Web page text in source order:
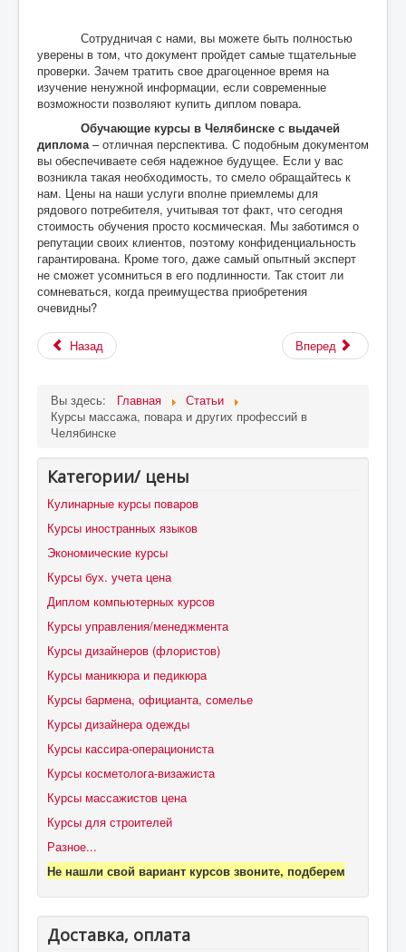
Сотрудничая с нами, вы можете быть полностью
уверены в том, что документ пройдет самые тщательные
проверки. Зачем тратить свое драгоценное время на
изучение ненужной информации, если современные
возможности позволяют купить диплом повара.
Обучающие курсы в Челябинске с выдачей
диплома– отличная перспектива. С подобным документом
вы обеспечиваете себя надежное будущее. Если у вас
возникла такая необходимость, то смело обращайтесь к
нам. Цены на наши услуги вполне приемлемы для
рядового потребителя, учитывая тот факт, что сегодня
стоимость обучения просто космическая. Мы заботимся о
репутации своих клиентов, поэтому конфиденциальность
гарантирована. Кроме того, даже самый опытный эксперт
не сможет усомниться в его подлинности. Так стоит ли
сомневаться, когда преимущества приобретения
очевидны?
Назад Вперед
Вы здесь: Главная
Статьи
Курсы массажа, повара и других профессий в
Челябинске
Категории/ цены
Кулинарные курсы поваров
Курсы иностранных языков
Экономические курсы
Курсы бух. учета цена
Диплом компьютерных курсов
Курсы управления/менеджмента
Курсы дизайнеров (флористов)
Курсы маникюра и педикюра
Курсы бармена, официанта, сомелье
Курсы дизайнера одежды
Курсы кассира-операциониста
Курсы косметолога-визажиста
Курсы массажистов цена
Курсы для строителей
Разное...
Не нашли свой вариант курсов звоните, подберем
Доставка, оплата